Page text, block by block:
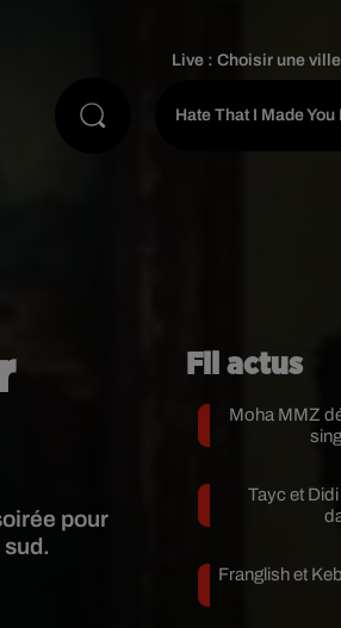
Live :Choisir une ville
Hate That I Made You
pour
Fil actus
Moha MMZ
Tayc et
Franglish et